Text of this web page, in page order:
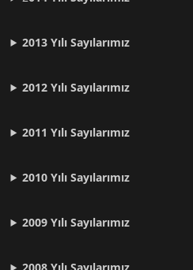
2013 Yılı Sayılarımız
2012 YılıSayılarımız
2011 YılıSayılarımız
2010 YılıSayılarımız
2009 YılıSayılarımız